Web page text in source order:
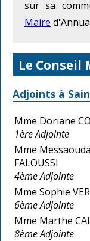
sur sa
Maire
Le
Adjoints à
Mme Doriane
1ère Adjointe
Mme
FALOUSSI
4ème Adjointe
Mme Sophie
6ème Adjointe
Mme Marthe
8ème Adjointe